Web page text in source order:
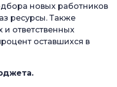
новых работников
ресурсы. Также
ответственных
оставшихся в